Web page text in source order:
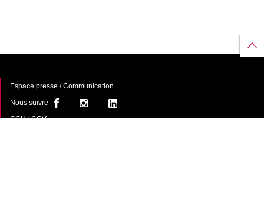
Espace presse / Communication
Nous suivre
CGU / CGV